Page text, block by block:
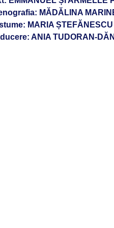
MĂDĂLINA
MARIA ȘTEFĂNESCU
ANIA TUDORAN-